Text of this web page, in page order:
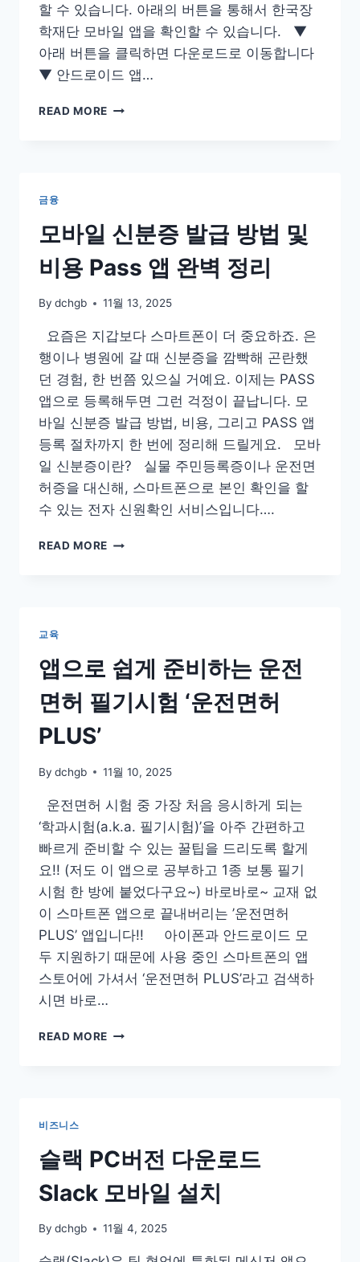
할 수 있습니다. 아래의 버튼을 통해서 한국장
학재단 모바일 앱을 확인할 수 있습니다. ▼
아래 버튼을 클릭하면 다운로드로 이동합니다
▼ 안드로이드 앱…
READ MORE
다
운
드
생
비,
장
학
금
신
청
방
법
금융
모바일 신분증 발급 방법 및
비용 Pass 앱 완벽 정리
By dchgb 11월 13, 2025
요즘은 지갑보다 스마트폰이 더 중요하죠. 은
행이나 병원에 갈 때 신분증을 깜빡해 곤란했
던 경험, 한 번쯤 있으실 거예요. 이제는 PASS
앱으로 등록해두면 그런 걱정이 끝납니다. 모
바일 신분증 발급 방법, 비용, 그리고 PASS 앱
등록 절차까지 한 번에 정리해 드릴게요. 모바
일 신분증이란? 실물 주민등록증이나 운전면
허증을 대신해, 스마트폰으로 본인 확인을 할
수 있는 전자 신원확인 서비스입니다….
READ MORE 모
급
방
법
및
앱
벽
정
리
교육
앱으로 쉽게 준비하는 운전
면허 필기시험 ‘운전면허
PLUS’
By dchgb 11월 10, 2025
운전면허 시험 중 가장 처음 응시하게 되는
‘학과시험(a.k.a. 필기시험)’을 아주 간편하고
빠르게 준비할 수 있는 꿀팁을 드리도록 할게
요!! (저도 이 앱으로 공부하고 1종 보통 필기
시험 한 방에 붙었다구요~) 바로바로~ 교재 없
이 스마트폰 앱으로 끝내버리는 ​’운전면허
PLUS’ 앱입니다!! 아이폰과 안드로이드 모
두 지원하기 때문에 사용 중인 스마트폰의 앱
스토어에 가셔서 ‘운전면허 PLUS’라고 검색하
시면 바로…
READ MORE
하
는
운
전
허
비즈니스
슬랙 PC버전 다운로드
Slack 모바일 설치
By dchgb 11월 4, 2025